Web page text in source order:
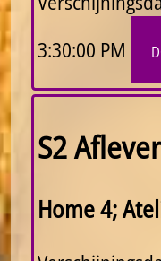
3:30:00 PM
S2
Home 4;